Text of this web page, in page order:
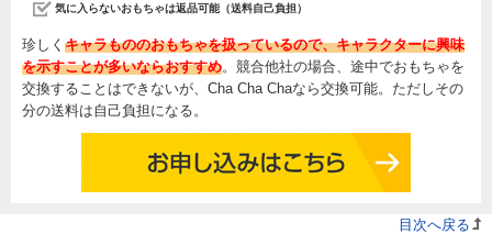
気に入らないおもちゃは返品可能（送料自己負担）
珍しく キャラもののおもちゃを扱っているので、キャラクターに興味
を示すことが多いならおすすめ。競合他社の場合、途中でおもちゃを
交換することはできないが、Cha Cha Chaなら交換可能。ただしその
分の送料は自己負担になる。
目次へ戻る